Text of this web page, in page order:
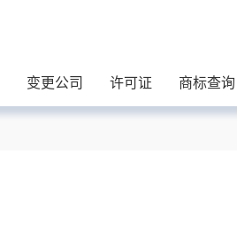
变更公司 许可证 商标查询